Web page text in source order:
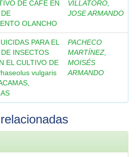
DE CAFÉ EN
OLANCHO
VILLATORO,
JOSE ARMANDO
PARA EL
INSECTOS
EL CULTIVO DE
vulgaris
PACHECO
MARTÍNEZ,
MOISÉS
ARMANDO